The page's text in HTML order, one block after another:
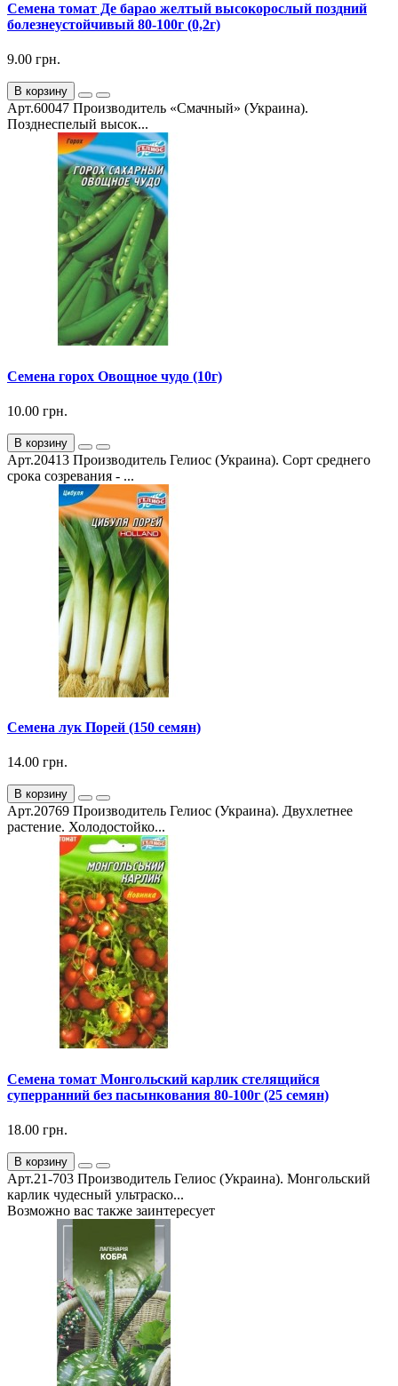
Семена томат Де барао желтый высокорослый поздний
болезнеустойчивый 80-100г (0,2г)
9.00 грн.
В корзину
Арт.60047 Производитель «Смачный» (Украина).
Позднеспелый высок...
Семена горох Овощное чудо (10г)
10.00 грн.
В корзину
Арт.20413 Производитель Гелиос (Украина). Сорт среднего
срока созревания - ...
Семена лук Порей (150 семян)
14.00 грн.
В корзину
Арт.20769 Производитель Гелиос (Украина). Двухлетнее
растение. Холодостойко...
Семена томат Монгольский карлик стелящийся
суперранний без пасынкования 80-100г (25 семян)
18.00 грн.
В корзину
Арт.21-703 Производитель Гелиос (Украина). Монгольский
карлик чудесный ультраско...
Возможно вас также заинтересует